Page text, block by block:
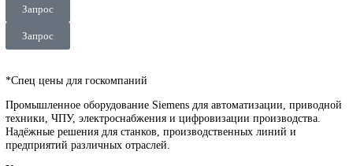
Нажмите, чтобы увеличить
Главная Simatic HMI
Simatic S5 6ES5385-8MB11
Siemens PLC systems Simatic